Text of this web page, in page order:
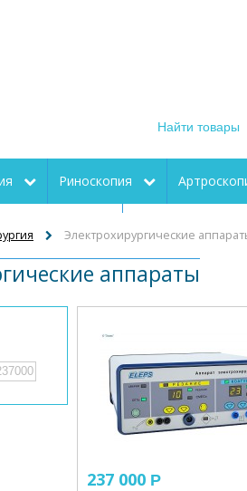
Риноскопия
Готовые комплекты
Электрохирургические
аппараты
237 000 Р